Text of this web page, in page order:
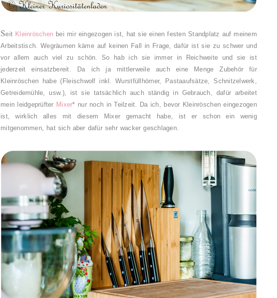
Seit Kleinröschen bei mir eingezogen ist, hat sie einen festen Standplatz auf meinem
Arbeitstisch. Wegräumen käme auf keinen Fall in Frage, dafür ist sie zu schwer und
vor allem auch viel zu schön. So hab ich sie immer in Reichweite und sie ist
jederzeit einsatzbereit. Da ich ja mittlerweile auch eine Menge Zubehör für
Kleinröschen habe (Fleischwolf inkl. Wurstfüllhörner, Pastaaufsätze, Schnitzelwerk,
Getreidemühle, usw.), ist sie tatsächlich auch ständig in Gebrauch, dafür arbeitet
mein leidgeprüfter Mixer* nur noch in Teilzeit. Da ich, bevor Kleinröschen eingezogen
ist, wirklich alles mit diesem Mixer gemacht habe, ist er schon ein wenig
mitgenommen, hat sich aber dafür sehr wacker geschlagen.